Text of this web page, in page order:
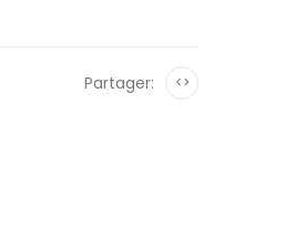
Partager: <>